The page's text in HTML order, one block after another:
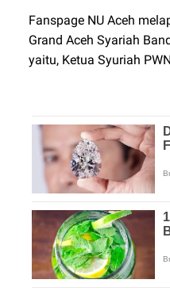
Fanspage NU Aceh
Grand Aceh Syariah
yaitu, Ketua Syuriah